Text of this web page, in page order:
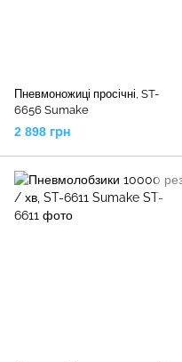
Пневмоножиці просічні, ST-
6656 Sumake
2 898 грн